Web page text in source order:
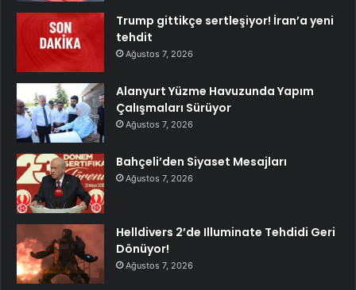
Trump gittikçe sertleşiyor! İran’a yeni
tehdit
Ağustos 7, 2026
Alanyurt Yüzme Havuzunda Yapım
Çalışmaları Sürüyor
Ağustos 7, 2026
Bahçeli’den Siyaset Mesajları
Ağustos 7, 2026
Helldivers 2’de Illuminate Tehdidi Geri
Dönüyor!
Ağustos 7, 2026